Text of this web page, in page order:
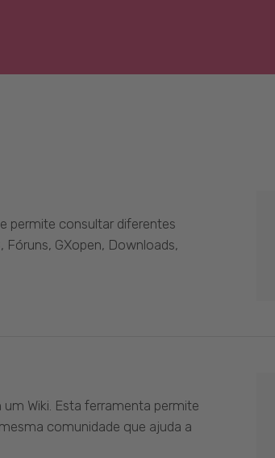
Wiki. Esta ferramenta permite
comunidade que ajuda a
permite consultar diferentes
GXopen, Downloads,